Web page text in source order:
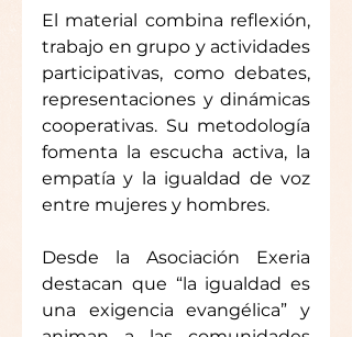
El material combina reflexión,
trabajo en grupo y actividades
participativas, como debates,
representaciones y dinámicas
cooperativas. Su metodología
fomenta la escucha activa, la
empatía y la igualdad de voz
entre mujeres y hombres.
Desde la Asociación Exeria
destacan que “la igualdad es
una exigencia evangélica” y